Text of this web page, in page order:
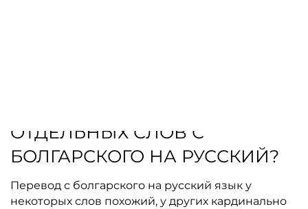
ОТДЕЛЬНЫХ СЛОВ С
БОЛГАРСКОГО НА РУССКИЙ?
Перевод с болгарского на русский язык у
некоторых слов похожий, у других кардинально